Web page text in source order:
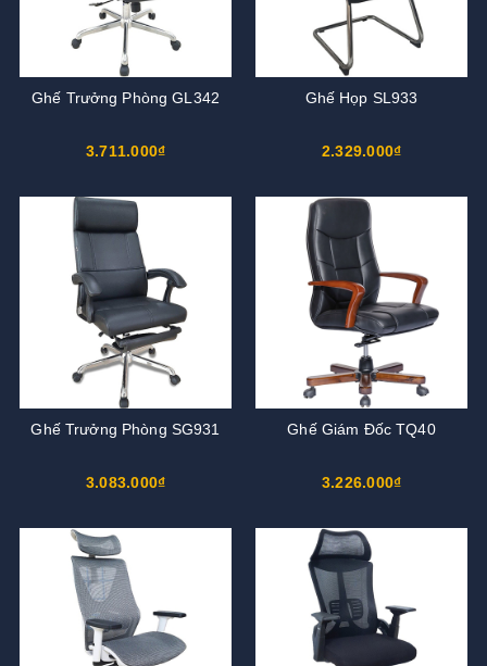
Ghế Trưởng Phòng GL342
3.711.000₫
Ghế Họp SL933
2.329.000₫
Ghế Trưởng Phòng SG931
3.083.000₫
Ghế Giám Đốc TQ40
3.226.000₫